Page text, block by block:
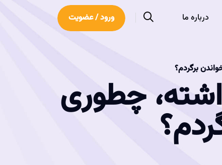
درباره ما ورود / عضویت
برگردم؟
چطوری